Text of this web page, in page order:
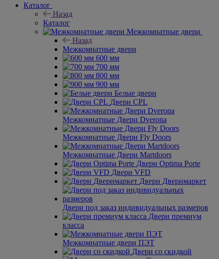
Каталог
Назад
Каталог
Межкомнатные двери
Назад
Межкомнатные двери
600 мм
700 мм
800 мм
900 мм
Белые двери
Двери CPL
Межкомнатные Двери Dverona
Межкомнатные Двери Fly Doors
Межкомнатные Двери Martdoors
Двери Optima Porte
Двери VFD
Двери Дверимаркет
Двери под заказ индивидуальных размеров
Двери премиум
класса
Межкомнатные двери ПЭТ
Двери со скидкой